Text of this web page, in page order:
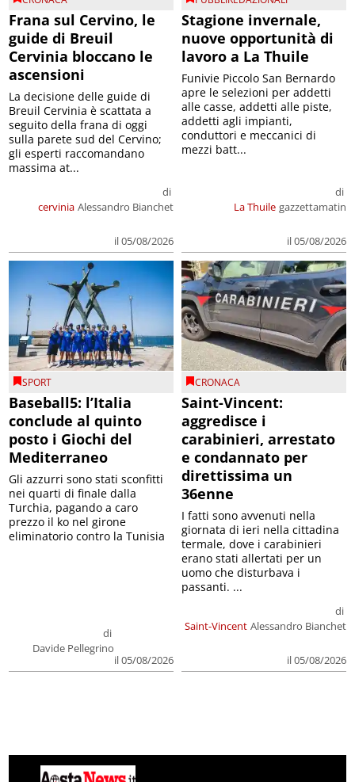
Frana sul Cervino, le
guide di Breuil
Cervinia bloccano le
ascensioni
cervinia
di
Alessandro Bianchet
il 05/08/2026
La decisione delle guide di
Breuil Cervinia è scattata a
seguito della frana di oggi
sulla parete sud del Cervino;
gli esperti raccomandano
massima at...
Stagione invernale,
nuove opportunità di
lavoro a La Thuile
La Thuile
di
gazzettamatin
il 05/08/2026
Funivie Piccolo San Bernardo
apre le selezioni per addetti
alle casse, addetti alle piste,
addetti agli impianti,
conduttori e meccanici di
mezzi batt...
SPORT
Baseball5: l’Italia
conclude al quinto
posto i Giochi del
Mediterraneo
di
Davide Pellegrino
il 05/08/2026
Gli azzurri sono stati sconfitti
nei quarti di finale dalla
Turchia, pagando a caro
prezzo il ko nel girone
eliminatorio contro la Tunisia
CRONACA
Saint-Vincent:
aggredisce i
carabinieri, arrestato
e condannato per
direttissima un
36enne
Saint-Vincent
di
Alessandro Bianchet
il 05/08/2026
I fatti sono avvenuti nella
giornata di ieri nella cittadina
termale, dove i carabinieri
erano stati allertati per un
uomo che disturbava i
passanti. ...